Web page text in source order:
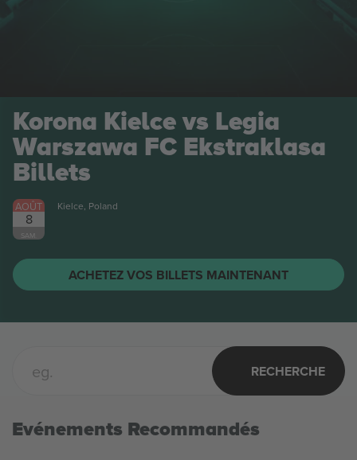
Korona Kielce vs Legia
Warszawa FC Ekstraklasa
Billets
AOÛT
8
SAM.
Kielce, Poland
ACHETEZ VOS BILLETS MAINTENANT
RECHERCHE
Evénements Recommandés